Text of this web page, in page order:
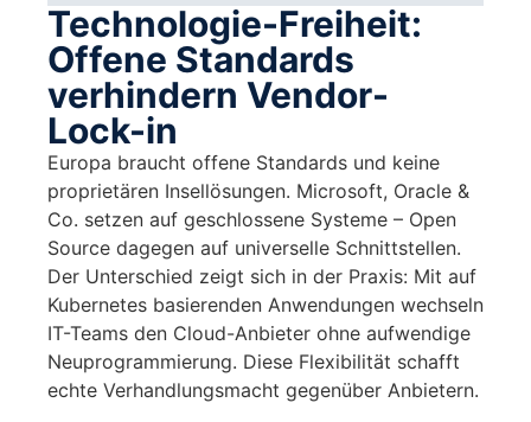
Technologie-Freiheit:
Offene Standards
verhindern Vendor-
Lock-in
Europa braucht offene Standards und keine
proprietären Insellösungen. Microsoft, Oracle &
Co. setzen auf geschlossene Systeme – Open
Source dagegen auf universelle Schnittstellen.
Der Unterschied zeigt sich in der Praxis: Mit auf
Kubernetes basierenden Anwendungen wechseln
IT-Teams den Cloud-Anbieter ohne aufwendige
Neuprogrammierung. Diese Flexibilität schafft
echte Verhandlungsmacht gegenüber Anbietern.